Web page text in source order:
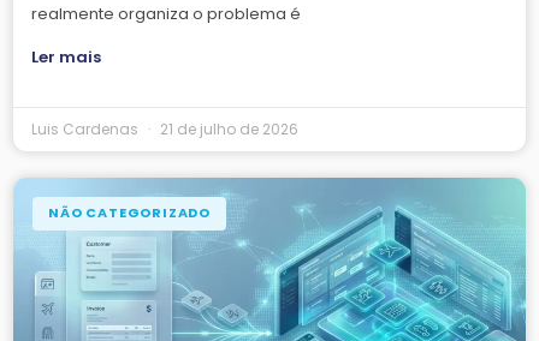
realmente organiza o problema é
Ler mais
Luis Cardenas 21 de julho de 2026
NÃO CATEGORIZADO